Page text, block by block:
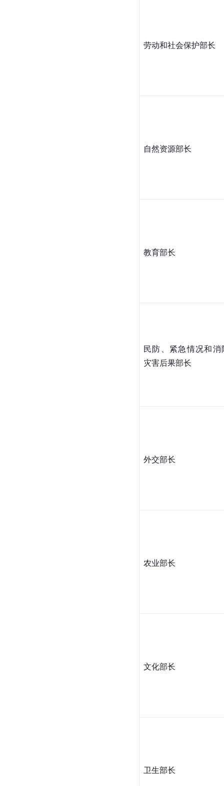
劳动和社会保护部长
自然资源部长
教育部长
民防、紧急情况和消
灾害后果部长
外交部长
农业部长
文化部长
卫生部长